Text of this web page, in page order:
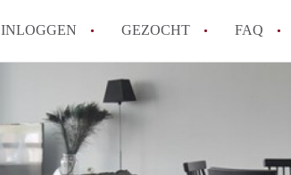
INLOGGEN GEZOCHT FAQ
Wat is de Wet Betaalbare Huur en wat
Amsterdam?
Wat zijn de voordelen van het huren van